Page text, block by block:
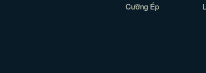
Cưỡng Ép